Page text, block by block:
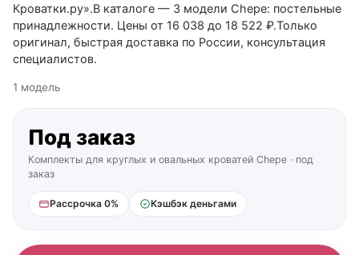
Кроватки.ру».В каталоге — 3 модели Chepe: постельные
принадлежности. Цены от 16 038 до 18 522 ₽.Только
оригинал, быстрая доставка по России, консультация
специалистов.
1 модель
Под заказ
Комплекты для круглых и овальных кроватей Chepe · под
заказ
Рассрочка 0% Кэшбэк деньгами